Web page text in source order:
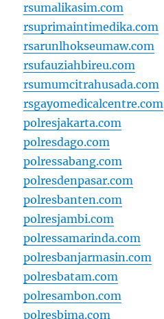
rsumalikasim.com
rsuprimaintimedika.com
rsarunlhokseumaw.com
rsufauziahbireu.com
rsumumcitrahusada.com
rsgayomedicalcentre.com
polresjakarta.com
polresdago.com
polressabang.com
polresdenpasar.com
polresbanten.com
polresjambi.com
polressamarinda.com
polresbanjarmasin.com
polresbatam.com
polresambon.com
polresbima.com